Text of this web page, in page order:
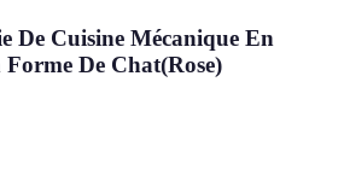
De Cuisine Mécanique En
De Chat(Rose)